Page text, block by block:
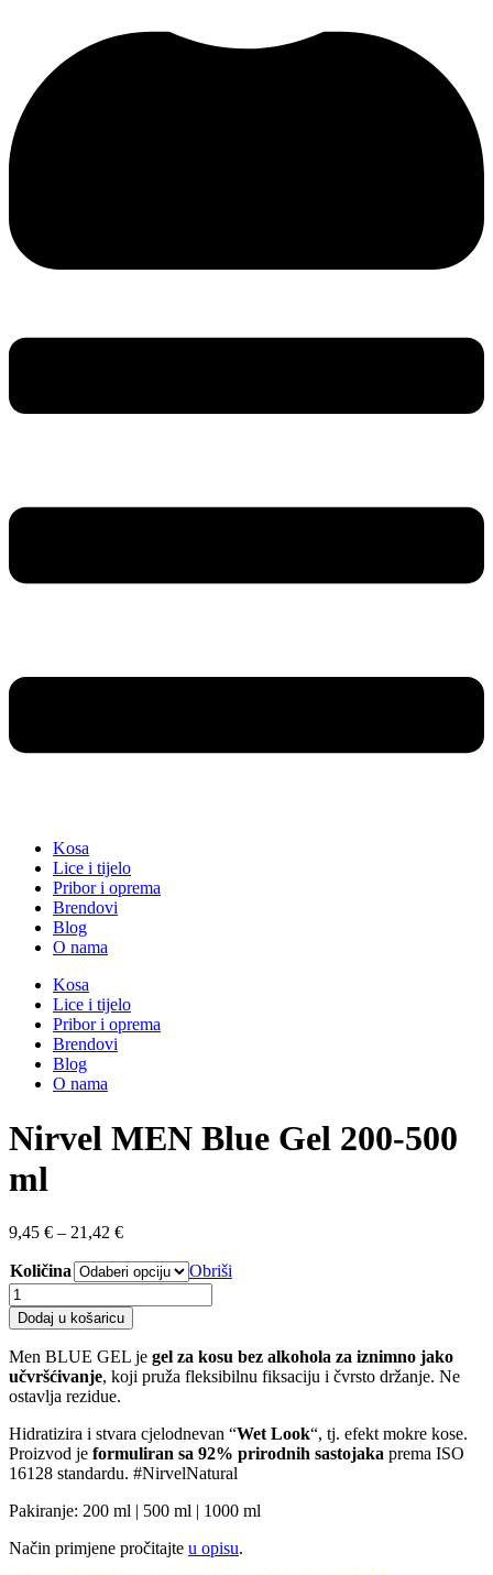
Kosa
Lice i tijelo
Pribor i oprema
Brendovi
Blog
O nama
Kosa
Lice i tijelo
Pribor i oprema
Brendovi
Blog
O nama
Nirvel MEN Blue Gel 200-500
ml
9,45 € – 21,42 €Raspon
od
9,45 €
do
21,42 €
Količina
Obriši
Nirvel
MEN
Blue
Gel
200-
500
količina
Dodaj u košaricu
Men BLUE GEL je gel za kosu bez alkohola za iznimno jako
učvršćivanje, koji pruža fleksibilnu fiksaciju i čvrsto držanje. Ne
ostavlja rezidue.
Hidratizira i stvara cjelodnevan “Wet Look“, tj. efekt mokre kose.
Proizvod je formuliran sa 92% prirodnih sastojaka prema ISO
16128 standardu. #NirvelNatural
Pakiranje: 200 ml | 500 ml | 1000 ml
Način primjene pročitajte u opisu.